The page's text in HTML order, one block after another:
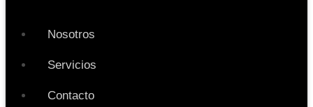
Nosotros
Servicios
Contacto